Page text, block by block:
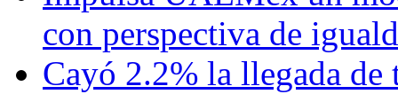
con perspectiva de
Cayó 2.2% la llegada de